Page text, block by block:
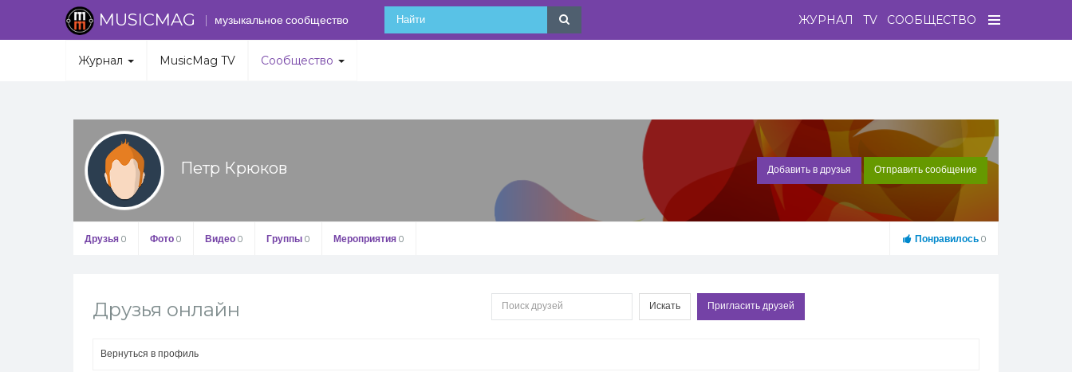
MUSICMAG музыкальное сообщество СООБЩЕСТВО
TV
ЖУРНАЛ
Журнал MusicMag TV Сообщество
Петр Крюков Добавить в друзья Отправить сообщение
Друзья 0 Фото 0 Видео 0 Группы 0 Мероприятия 0 Понравилось 0
Друзья онлайн Искать Пригласить друзей
Вернуться в профиль